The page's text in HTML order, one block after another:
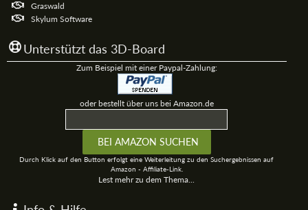
Graswald
Skylum Software
Unterstützt das 3D-Board
Zum Beispiel mit einer Paypal-Zahlung:
oder bestellt über uns bei Amazon.de
Durch Klick auf den Button erfolgt eine Weiterleitung zu den Suchergebnissen auf
Amazon - Affiliate-Link.
Lest mehr zu dem Thema...